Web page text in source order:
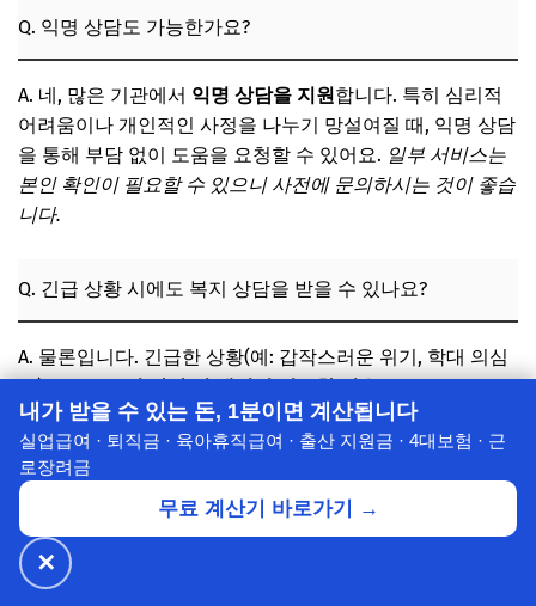
Q. 익명 상담도 가능한가요?
A. 네, 많은 기관에서 익명 상담을 지원합니다. 특히 심리적
어려움이나 개인적인 사정을 나누기 망설여질 때, 익명 상담
을 통해 부담 없이 도움을 요청할 수 있어요. 일부 서비스는
본인 확인이 필요할 수 있으니 사전에 문의하시는 것이 좋습
니다.
Q. 긴급 상황 시에도 복지 상담을 받을 수 있나요?
A. 물론입니다. 긴급한 상황(예: 갑작스러운 위기, 학대 의심
러한 경우 129(보건복지부 콜센터)나 112(경찰청) 등 긴급 복
지 신고 채널을 통해 신속하게 도움을 요청하실 수 있습니
다.
Q. 제가 사는 지역이 아닌 다른 지역에서도 상담을 받을 수
있나요?
내가 받을 수 있는 돈, 1분이면 계산됩니다
실업급여 · 퇴직금 · 육아휴직급여 · 출산 지원금 · 4대보험 · 근
로장려금
무료 계산기 바로가기 →
✕
🔥 넷플릭스·디즈니+
⭐ 7년의 신뢰